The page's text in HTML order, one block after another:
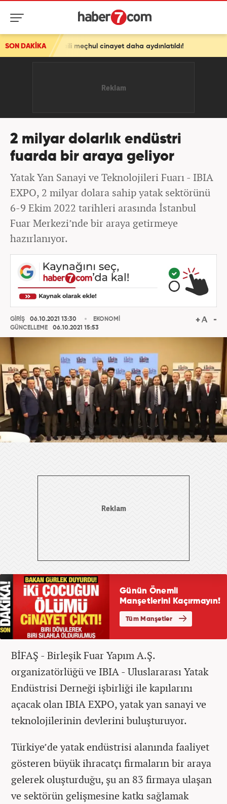
SON DAKİKA
meçhul cinayet daha aydınlatıldı!
2 milyar dolarlık endüstri
fuarda bir araya geliyor
Yatak Yan Sanayi ve Teknolojileri Fuarı - IBIA
EXPO, 2 milyar dolara sahip yatak sektörünü
6-9 Ekim 2022 tarihleri arasında İstanbul
Fuar Merkezi’nde bir araya getirmeye
hazırlanıyor.
GİRİŞ
06.10.2021 13:30
GÜNCELLEME
06.10.2021 15:53
EKONOMİ
BİFAŞ - Birleşik Fuar Yapım A.Ş.
organizatörlüğü ve IBIA - Uluslararası Yatak
Endüstrisi Derneği işbirliği ile kapılarını
açacak olan IBIA EXPO, yatak yan sanayi ve
teknolojilerinin devlerini buluşturuyor.
Türkiye’de yatak endüstrisi alanında faaliyet
gösteren büyük ihracatçı firmaların bir araya
gelerek oluşturduğu, şu an 83 firmaya ulaşan
ve sektörün gelişmesine katkı sağlamak